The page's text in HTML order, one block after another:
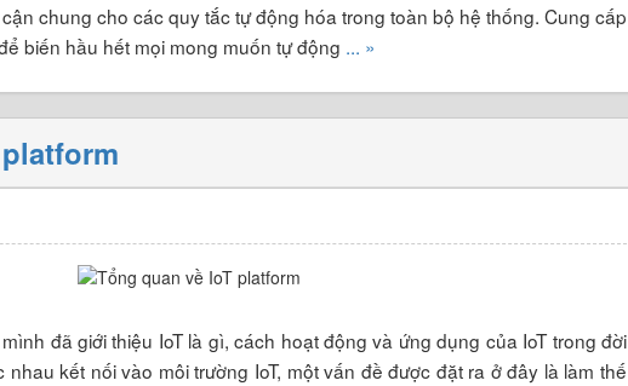
chung cho các quy tắc tự động hóa trong toàn bộ hệ thống. Cung cấp
biến hầu hết mọi mong muốn tự động ... »
đã giới thiệu IoT là gì, cách hoạt động và ứng dụng của IoT trong đời
kết nối vào môi trường IoT, một vấn đề được đặt ra ở đây là làm thế